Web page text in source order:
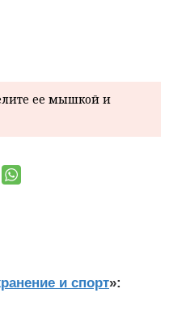
ее мышкой и
и спорт»: